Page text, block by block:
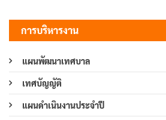
การบริหารงาน
แผนพัฒนาเทศบาล
เทศบัญญัติ
แผนดำเนินงานประจำปี